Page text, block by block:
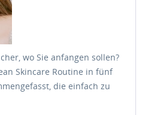
wo Sie anfangen sollen?
Skincare Routine in fünf
die einfach zu